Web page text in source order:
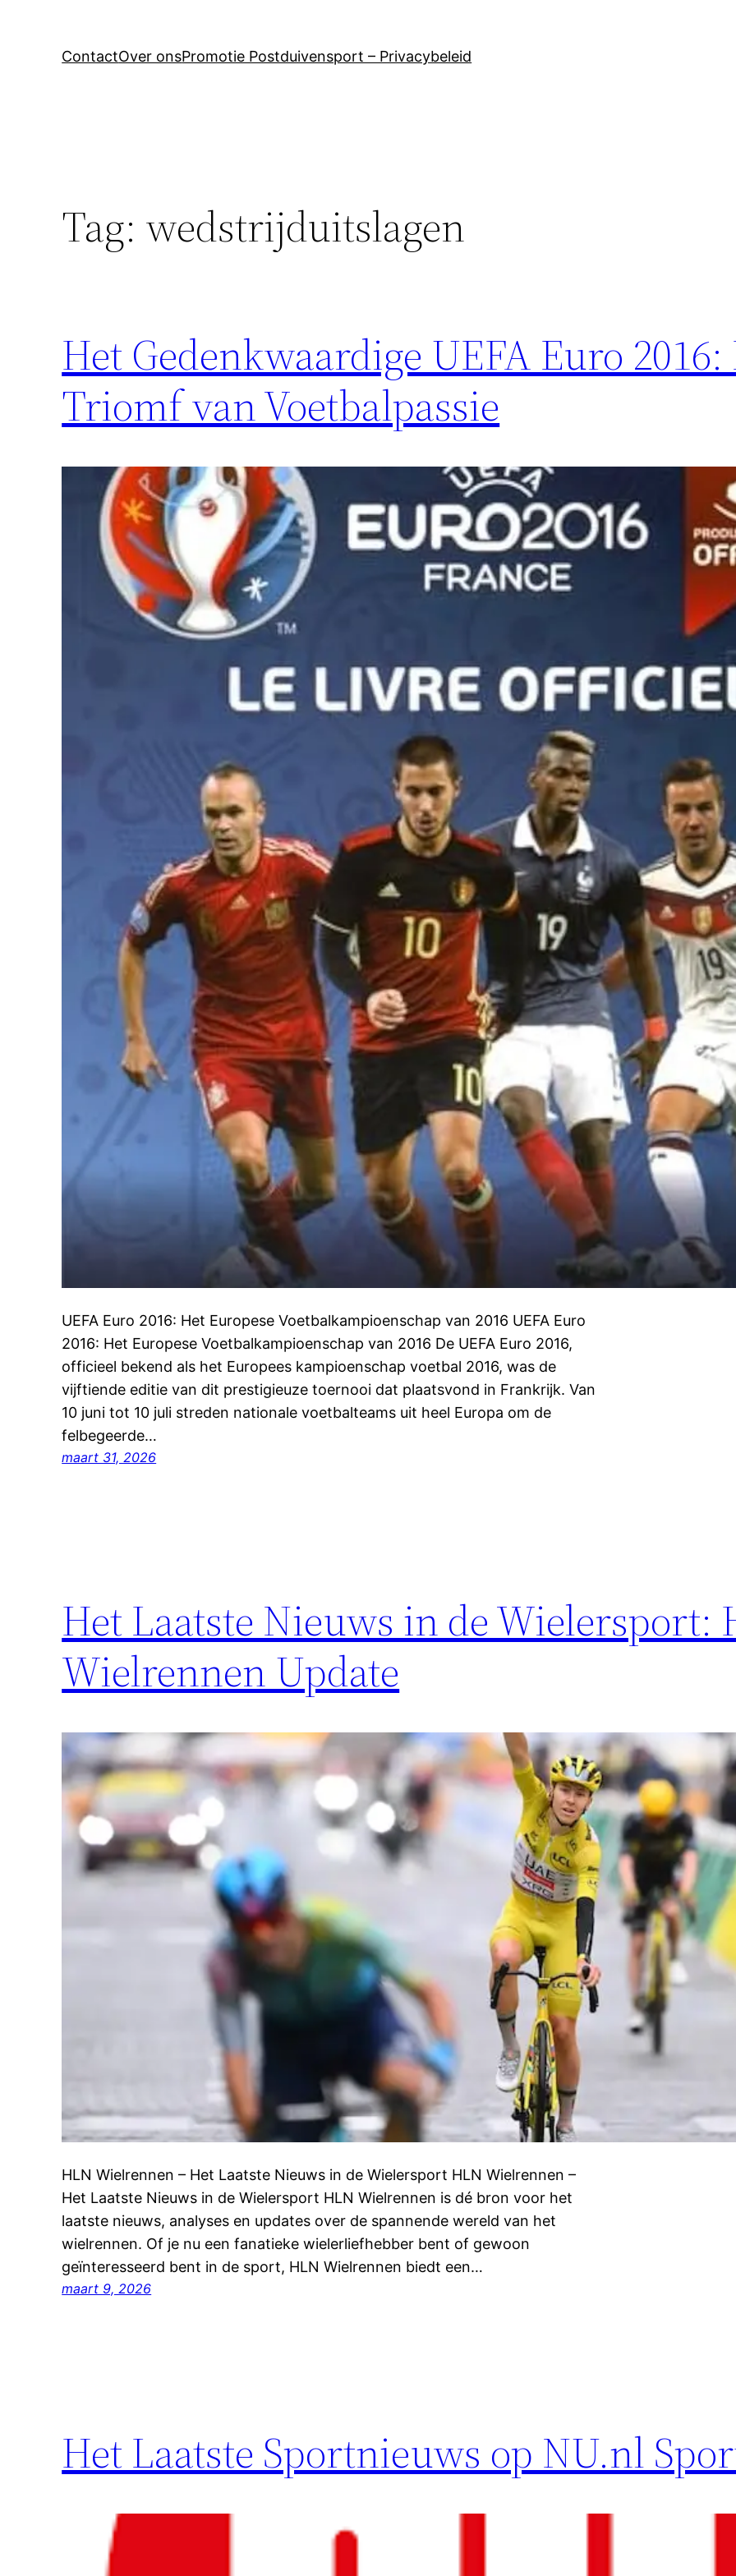
ContactOver onsPromotie Postduivensport – Privacybeleid
Tag: wedstrijduitslagen
Het Gedenkwaardige UEFA Euro 2016:
Triomf van Voetbalpassie
UEFA Euro 2016: Het Europese Voetbalkampioenschap van 2016 UEFA Euro
2016: Het Europese Voetbalkampioenschap van 2016 De UEFA Euro 2016,
officieel bekend als het Europees kampioenschap voetbal 2016, was de
vijftiende editie van dit prestigieuze toernooi dat plaatsvond in Frankrijk. Van
10 juni tot 10 juli streden nationale voetbalteams uit heel Europa om de
felbegeerde…
maart 31, 2026
Het Laatste Nieuws in de Wielersport:
Wielrennen Update
HLN Wielrennen – Het Laatste Nieuws in de Wielersport HLN Wielrennen –
Het Laatste Nieuws in de Wielersport HLN Wielrennen is dé bron voor het
laatste nieuws, analyses en updates over de spannende wereld van het
wielrennen. Of je nu een fanatieke wielerliefhebber bent of gewoon
geïnteresseerd bent in de sport, HLN Wielrennen biedt een…
maart 9, 2026
Het Laatste Sportnieuws op NU.nl